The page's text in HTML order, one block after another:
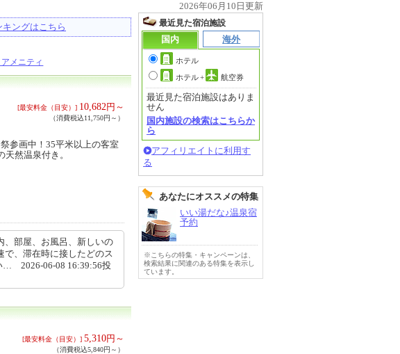
2026年06月10日更新
ングはこちら
メニティ
[最安料金（目安）] 10,682 円～
（消費税込11,750円～）
参画中！35平米以上の客室
然温泉付き。
、部屋、お風呂、新しいの
で、滞在時に接したどのス
… 2026-06-08 16:39:56投
[最安料金（目安）] 5,310円～
（消費税込5,840円～）
最近見た宿泊施設
国内
海外
ホテル
ホテル+ 航空券
最近見た宿泊施設はありま
せん
国内施設の検索はこちらか
ら
アフィリエイトに利用す
る
あなたにオススメの特集
いい湯だな♪温泉宿
予約
※こちらの特集・キャンペーンは、
検索結果に関連のある特集を表示し
ています。